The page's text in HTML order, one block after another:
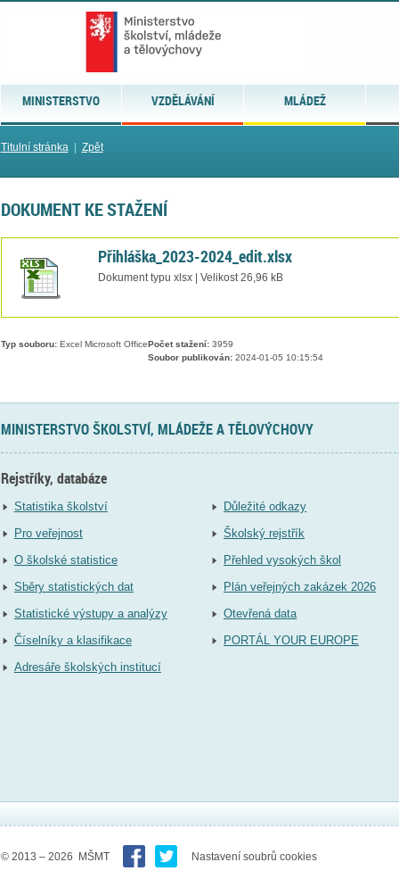
MINISTERSTVO VZDĚLÁVÁNÍ MLÁDEŽ
Titulní stránka| Zpět
DOKUMENT KE STAŽENÍ
Přihláška_2023-2024_edit.xlsx
Dokument typu xlsx | Velikost 26,96 kB
Typ souboru:Excel Microsoft Office Počet stažení:3959
Soubor publikován:2024-01-05 10:15:54
MINISTERSTVO ŠKOLSTVÍ, MLÁDEŽE A TĚLOVÝCHOVY
Rejstříky, databáze
Statistika školství
Pro veřejnost
O školské statistice
Sběry statistických dat
Statistické výstupy a analýzy
Číselníky a klasifikace
Adresáře školských institucí
Důležité odkazy
Školský rejstřík
Přehled vysokých škol
Plán veřejných zakázek 2026
Otevřená data
PORTÁL YOUR EUROPE
© 2013 – 2026 MŠMT Nastavení soubrů cookies